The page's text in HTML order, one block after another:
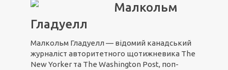
Малкольм
Гладуелл
Малкольм Гладуелл — відомий канадський
журналіст авторитетного щотижневика The
New Yorker та The Washington Post, поп-